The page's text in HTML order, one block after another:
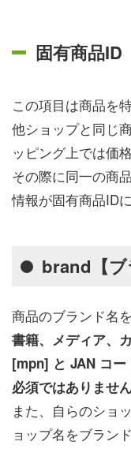
固有商品ID
この項目は商品を
他ショップと同じ
ッピング上では価
その際に同一の商
情報が固有商品ID
brand【ブ
商品のブランド名
書籍、メディア、
[mpn] と JAN コ
必須ではありません
また、自らのショ
ョップ名をブラン